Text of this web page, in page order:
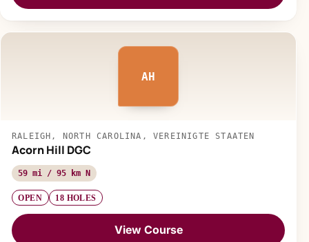
AH
RALEIGH, NORTH CAROLINA, VEREINIGTE STAATEN
Acorn Hill DGC
59 mi / 95 km N
OPEN 18 HOLES
View Course